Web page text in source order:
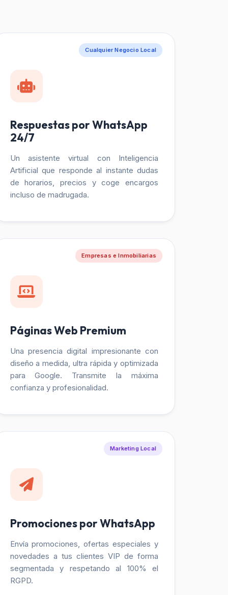
Cualquier Negocio Local
Respuestas por WhatsApp
24/7
Un asistente virtual con Inteligencia
Artificial que responde al instante dudas
de horarios, precios y coge encargos
incluso de madrugada.
Empresas e Inmobiliarias
Páginas Web Premium
Una presencia digital impresionante con
diseño a medida, ultra rápida y optimizada
para Google. Transmite la máxima
confianza y profesionalidad.
Marketing Local
Promociones por WhatsApp
Envía promociones, ofertas especiales y
novedades a tus clientes VIP de forma
segmentada y respetando al 100% el
RGPD.